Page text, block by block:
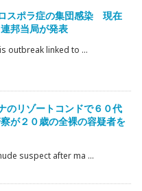
スポラ症の集団感染 現在
邦当局が発表
outbreak linked to ...
のリゾートコンドで６０代
が２０歳の全裸の容疑者を
suspect after ma ...